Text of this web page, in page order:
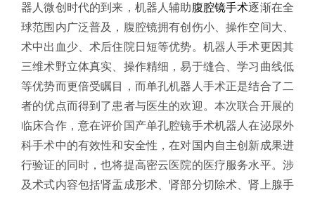
器人微创时代的到来，机器人辅助腹腔镜手术逐渐在全
球范围内广泛普及，腹腔镜拥有创伤小、操作空间大、
术中出血少、术后住院日短等优势。机器人手术更因其
三维术野立体真实、操作精细，易于缝合、学习曲线低
等优势而更倍受瞩目，而单孔机器人手术正是结合了二
者的优点而得到了患者与医生的欢迎。本次联合开展的
临床合作，意在评价国产单孔腔镜手术机器人在泌尿外
科手术中的有效性和安全性，在对国内自主创新成果进
行验证的同时，也将提高密云医院的医疗服务水平。涉
及术式内容包括肾盂成形术、肾部分切除术、肾上腺手